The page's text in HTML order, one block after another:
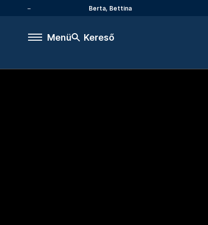
Berta, Bettina
Menü Kereső